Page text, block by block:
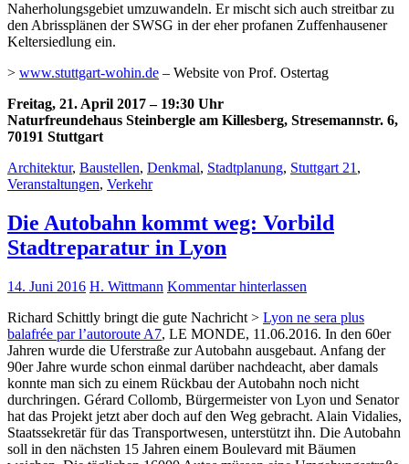
Naherholungsgebiet umzuwandeln. Er mischt sich auch streitbar zu
den Abrissplänen der SWSG in der eher profanen Zuffenhausener
Keltersiedlung ein.
> www.stuttgart-wohin.de – Website von Prof. Ostertag
Freitag, 21. April 2017 – 19:30 Uhr
Naturfreundehaus Steinbergle am Killesberg, Stresemannstr. 6,
70191 Stuttgart
Architektur, Baustellen, Denkmal, Stadtplanung, Stuttgart 21 ,
Veranstaltungen, Verkehr
Die Autobahn kommt weg: Vorbild
Stadtreparatur in Lyon
14. Juni 2016 H. Wittmann Kommentar hinterlassen
Richard Schittly bringt die gute Nachricht > Lyon ne sera plus
balafrée par l’autoroute A7, LE MONDE, 11.06.2016. In den 60er
Jahren wurde die Uferstraße zur Autobahn ausgebaut. Anfang der
90er Jahre wurde schon einmal darüber nachdeacht, aber damals
konnte man sich zu einem Rückbau der Autobahn noch nicht
durchringen. Gérard Collomb, Bürgermeister von Lyon und Senator
hat das Projekt jetzt aber doch auf den Weg gebracht. Alain Vidalies,
Staatssekretär für das Transportwesen, unterstützt ihn. Die Autobahn
soll in den nächsten 15 Jahren einem Boulevard mit Bäumen